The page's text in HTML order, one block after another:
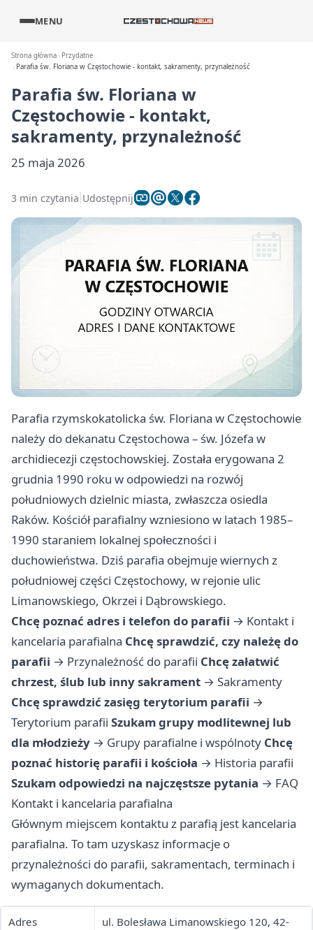
MENU
Strona główna
Przydatne
Parafia św. Floriana w Częstochowie - kontakt, sakramenty, przynależność
Parafia św. Floriana w
Częstochowie - kontakt,
sakramenty, przynależność
25 maja 2026
3 min czytania Udostępnij
Parafia rzymskokatolicka św. Floriana w Częstochowie
należy do dekanatu Częstochowa – św. Józefa w
archidiecezji częstochowskiej. Została erygowana 2
grudnia 1990 roku w odpowiedzi na rozwój
południowych dzielnic miasta, zwłaszcza osiedla
Raków. Kościół parafialny wzniesiono w latach 1985–
1990 staraniem lokalnej społeczności i
duchowieństwa. Dziś parafia obejmuje wiernych z
południowej części Częstochowy, w rejonie ulic
Limanowskiego, Okrzei i Dąbrowskiego.
Chcę poznać adres i telefon do parafii → Kontakt i
kancelaria parafialna Chcę sprawdzić, czy należę do
parafii → Przynależność do parafii Chcę załatwić
chrzest, ślub lub inny sakrament → Sakramenty
Chcę sprawdzić zasięg terytorium parafii →
Terytorium parafii Szukam grupy modlitewnej lub
dla młodzieży → Grupy parafialne i wspólnoty Chcę
poznać historię parafii i kościoła → Historia parafii
Szukam odpowiedzi na najczęstsze pytania → FAQ
Kontakt i kancelaria parafialna
Głównym miejscem kontaktu z parafią jest kancelaria
parafialna. To tam uzyskasz informacje o
przynależności do parafii, sakramentach, terminach i
wymaganych dokumentach.
Adres
ul. Bolesława Limanowskiego 120, 42-